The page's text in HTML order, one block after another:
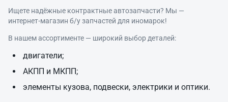
Ищете надёжные контрактные автозапчасти? Мы —
интернет‑магазин б/у запчастей для иномарок!
В нашем ассортименте — широкий выбор деталей:
двигатели;
АКПП и МКПП;
элементы кузова, подвески, электрики и оптики.